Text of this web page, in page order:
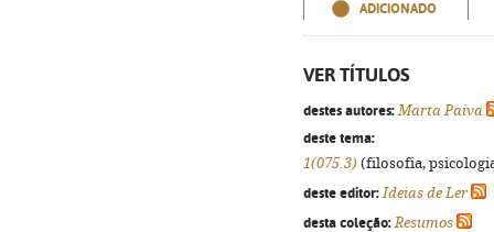
ADICIONADO
VER TÍTULOS
destes autores: Marta Paiva
deste tema:
1(075.3) (filosofia,
deste editor: Ideias de Ler
desta coleção: Resumos